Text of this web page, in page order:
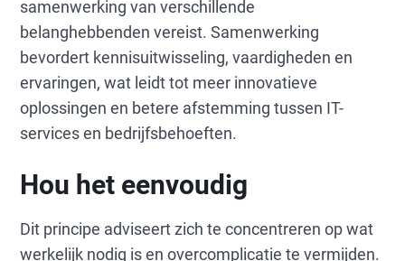
samenwerking van verschillende
belanghebbenden vereist. Samenwerking
bevordert kennisuitwisseling, vaardigheden en
ervaringen, wat leidt tot meer innovatieve
oplossingen en betere afstemming tussen IT-
services en bedrijfsbehoeften.
Hou het eenvoudig
Dit principe adviseert zich te concentreren op wat
werkelijk nodig is en overcomplicatie te vermijden.